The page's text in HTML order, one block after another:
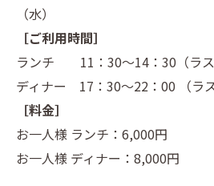
（水）
［ご利用時間］
ランチ 11：30～14：30（ラス
ディナー 17：30～22：00 （ラ
［料金］
お一人様 ランチ：6,000円
お一人様 ディナー：8,000円